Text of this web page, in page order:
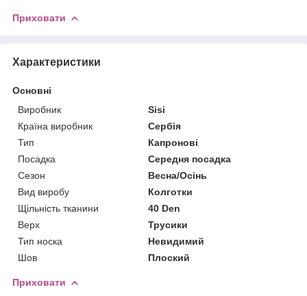
Приховати
Характеристики
Основні
Виробник
Sisi
Країна виробник
Сербія
Тип
Капронові
Посадка
Середня посадка
Сезон
Весна/Осінь
Вид виробу
Колготки
Щільність тканини
40 Den
Верх
Трусики
Тип носка
Невидимий
Шов
Плоский
Приховати